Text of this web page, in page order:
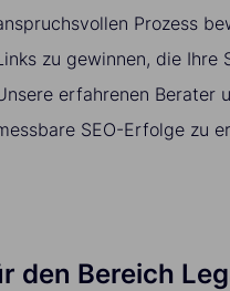
Prozess
zu gewinnen, die Ihre
erfahrenen Berater
SEO-Erfolge zu
Bereich